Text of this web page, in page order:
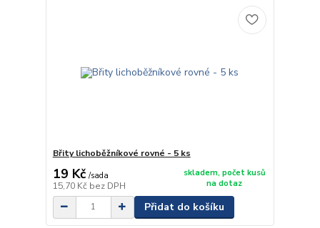
Břity lichoběžníkové rovné - 5 ks
19 Kč /sada
15,70 Kč bez DPH
skladem, počet kusů
na dotaz
Přidat do košíku